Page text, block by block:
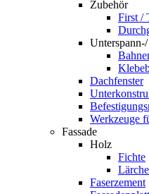
Zubehör
First /
Dachfenster
Werkzeuge
Fassade
Holz
Fichte
Lärche
Faserzement